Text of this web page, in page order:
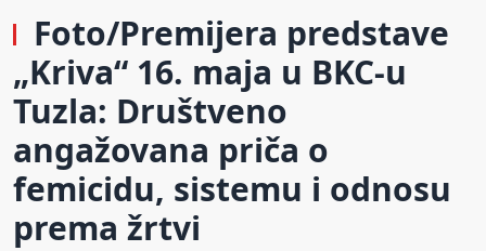
Foto/Premijera predstave
„Kriva“ 16. maja u BKC-u
Tuzla: Društveno
angažovana priča o
femicidu, sistemu i odnosu
prema žrtvi